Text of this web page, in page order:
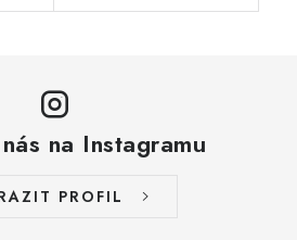
na Instagramu
PROFIL